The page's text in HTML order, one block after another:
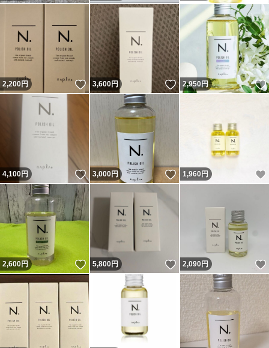
2,200円 いいね！
3,600円 いいね！
2,950円
4,100円 いいね！
3,000円 いいね！
1,960 円
2,600円 いいね！
5,800円 いいね！
2,090円